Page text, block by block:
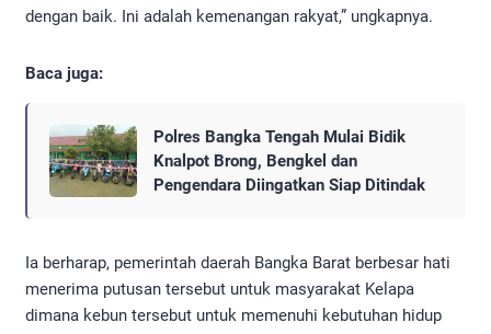
dengan baik. Ini adalah kemenangan rakyat,” ungkapnya.
Baca juga:
Polres Bangka Tengah Mulai Bidik
Knalpot Brong, Bengkel dan
Pengendara Diingatkan Siap Ditindak
Ia berharap, pemerintah daerah Bangka Barat berbesar hati
menerima putusan tersebut untuk masyarakat Kelapa
dimana kebun tersebut untuk memenuhi kebutuhan hidup